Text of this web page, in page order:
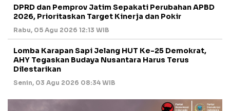
DPRD dan Pemprov Jatim Sepakati Perubahan APBD
2026, Prioritaskan Target Kinerja dan Pokir
Rabu, 05 Agu 2026 12:13 WIB
Lomba Karapan Sapi Jelang HUT Ke-25 Demokrat,
AHY Tegaskan Budaya Nusantara Harus Terus
Dilestarikan
Senin, 03 Agu 2026 08:34 WIB